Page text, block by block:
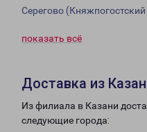
Серегово
показать всё
Доставка из
Из филиала в Казани
следующие города: